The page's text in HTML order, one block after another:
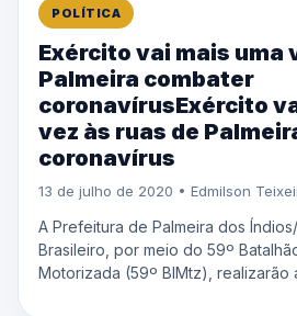
POLÍTICA
Exército vai mais uma
Palmeira combater
coronavírusExército
vez às ruas de
coronavírus
13 de julho de 2020 • Edmilson
A Prefeitura de Palmeira dos
Brasileiro, por meio do 59º
Motorizada (59º BIMtz), realizarão